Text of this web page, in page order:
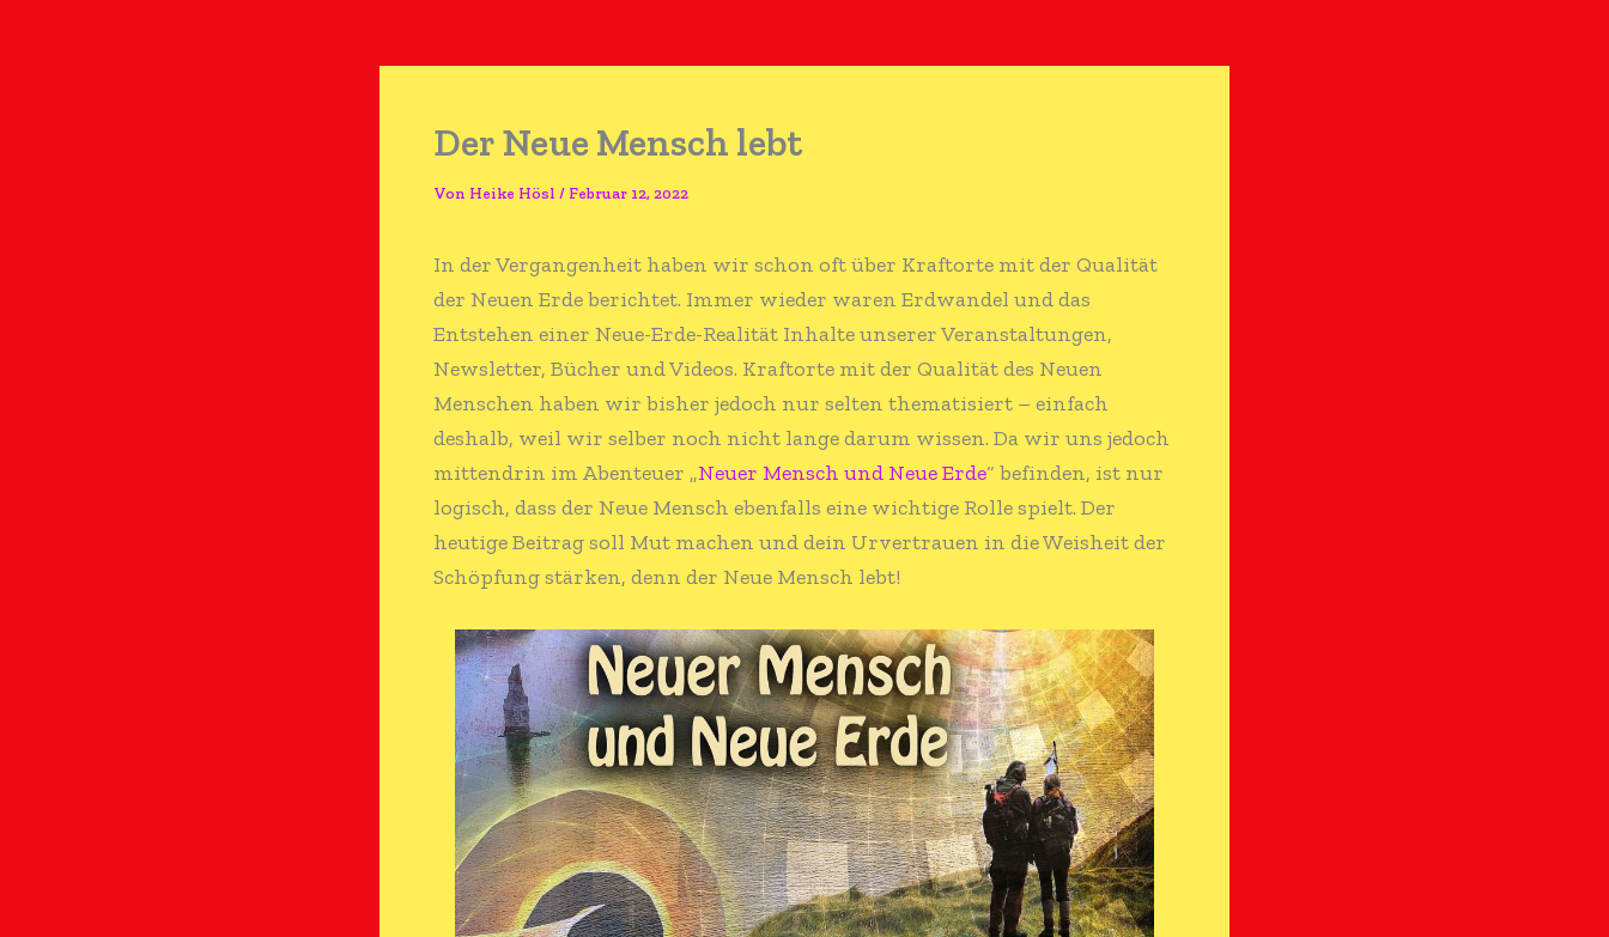
Der Neue Mensch lebt
Von Heike Hösl / Februar 12, 2022
In der Vergangenheit haben wir schon oft über Kraftorte mit der Qualität
der Neuen Erde berichtet. Immer wieder waren Erdwandel und das
Entstehen einer Neue-Erde-Realität Inhalte unserer Veranstaltungen,
Newsletter, Bücher und Videos. Kraftorte mit der Qualität des Neuen
Menschen haben wir bisher jedoch nur selten thematisiert – einfach
deshalb, weil wir selber noch nicht lange darum wissen. Da wir uns jedoch
mittendrin im Abenteuer „Neuer Mensch und Neue Erde“ befinden, ist nur
logisch, dass der Neue Mensch ebenfalls eine wichtige Rolle spielt. Der
heutige Beitrag soll Mut machen und dein Urvertrauen in die Weisheit der
Schöpfung stärken, denn der Neue Mensch lebt!